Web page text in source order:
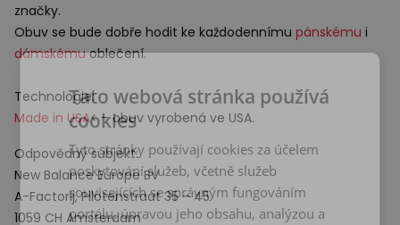
značky.
Obuv se bude dobře hodit ke každodennímu pánskému i
dámskémuoblečení.
Technologie:
Made in USA< – obuv vyrobená ve USA.
Odpovědný subjekt:
New Balance Europe BV
A-Factorij, Pilotenstraat 35 – 45
1059 CH Amsterdam
Tato webová stránka používá
cookies
Tyto stránky používají cookies za účelem
poskytování služeb, včetně služeb
souvisejících se správným fungováním
portálu, úpravou jeho obsahu, analýzou a